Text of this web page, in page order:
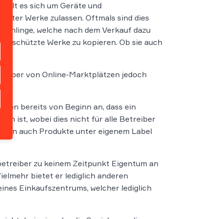
es sich um Geräte und
Werke zulassen. Oftmals sind dies
welche nach dem Verkauf dazu
Werke zu kopieren. Ob sie auch
von Online-Marktplätzen jedoch
bereits von Beginn an, dass ein
ist, wobei dies nicht für alle Betreiber
auch Produkte unter eigenem Label
zu keinem Zeitpunkt Eigentum an
bietet er lediglich anderen
Einkaufszentrums, welcher lediglich